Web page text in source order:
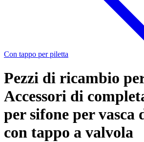
Con tappo per piletta
Pezzi di ricambio
Accessori di
per sifone per vasca
con tappo a valvola